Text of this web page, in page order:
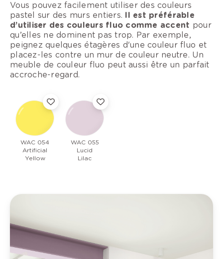
Vous pouvez facilement utiliser des couleurs
pastel sur des murs entiers. Il est préférable
d’utiliser des couleurs fluo comme accent pour
qu’elles ne dominent pas trop. Par exemple,
peignez quelques étagères d'une couleur fluo et
placez-les contre un mur de couleur neutre. Un
meuble de couleur fluo peut aussi être un parfait
accroche-regard.
WAC 054
Artificial
Yellow
WAC 055
Lucid
Lilac